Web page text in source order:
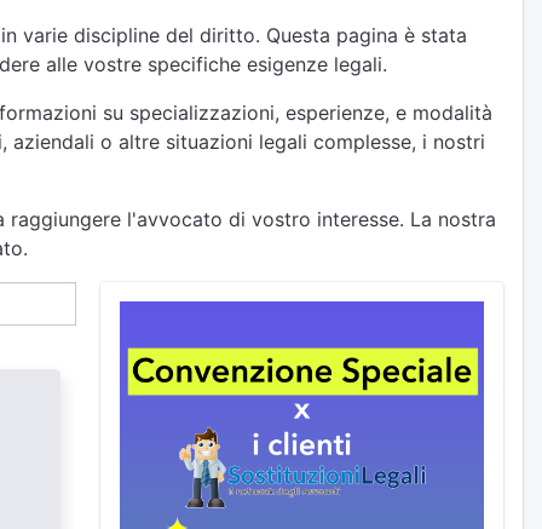
varie discipline del diritto. Questa pagina è stata
alle vostre specifiche esigenze legali.
su specializzazioni, esperienze, e modalità
o altre situazioni legali complesse, i nostri
l'avvocato di vostro interesse. La nostra